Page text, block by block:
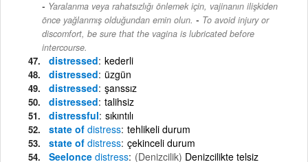
Yaralanma veya rahatsızlığı önlemek için, vajinanın ilişkiden
önce yağlanmış olduğundan emin olun. - To avoid injury or
discomfort, be sure that the vagina is lubricated before
intercourse.
distressed kederli
distressed üzgün
distressed şanssız
distressed talihsiz
distressful sıkıntılı
state of distress tehlikeli durum
state of distress çekinceli durum
Seelonce distress (Denizcilik) Denizcilikte telsiz